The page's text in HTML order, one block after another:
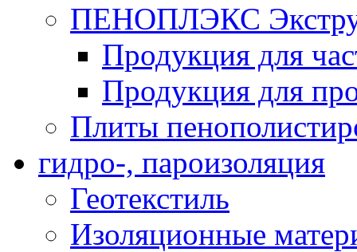
ПЕНОПЛЭКС
Продукция для
Продукция для
Плиты
гидро-, пароизоляция
Геотекстиль
Изоляционные